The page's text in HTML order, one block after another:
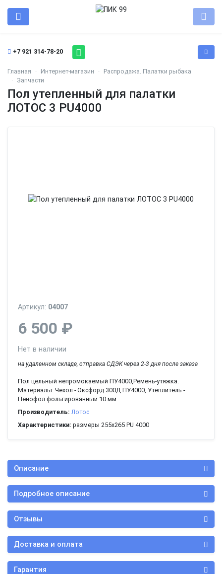
+7 921 314-78-20
Главная Интернет-магазин
Распродажа. Палатки рыбака
Запчасти
Пол утепленный для палатки
ЛОТОС 3 PU4000
Артикул: 04007
6 500 ₽
Нет в наличии
на удаленном складе, отправка СДЭК через 2-3 дня после заказа
Пол цельный непромокаемый ПУ4000,Ремень-утяжка.
Материалы: Чехол - Оксфорд 300Д ПУ4000, Утеплитель -
Пенофол фольгированный 10 мм
Производитель: Лотос
Характеристики: размеры 255х265 PU 4000
Описание
Подробное описание
Отзывы
Доставка и оплата
Гарантия